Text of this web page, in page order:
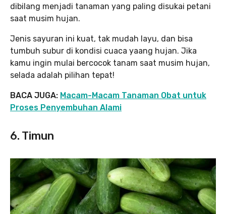
dibilang menjadi tanaman yang paling disukai petani
saat musim hujan.
Jenis sayuran ini kuat, tak mudah layu, dan bisa
tumbuh subur di kondisi cuaca yaang hujan. Jika
kamu ingin mulai bercocok tanam saat musim hujan,
selada adalah pilihan tepat!
BACA JUGA: Macam-Macam Tanaman Obat untuk
Proses Penyembuhan Alami
6. Timun